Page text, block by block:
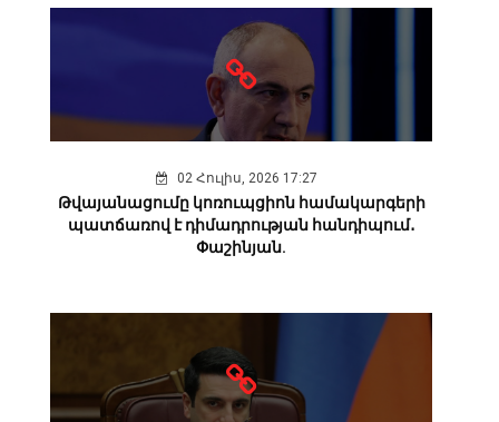
02 Հուլիս, 2026 17:27
Թվայանացումը կոռուպցիոն համակարգերի
պատճառով է դիմադրության հանդիպում․
Փաշինյան.